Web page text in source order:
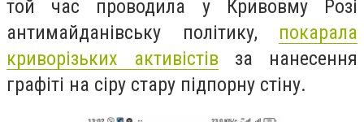
той час проводила у Кривовму Розі
антимайданівську політику, покарала
криворізьких активістів за нанесення
графіті на сіру стару підпорну стіну.